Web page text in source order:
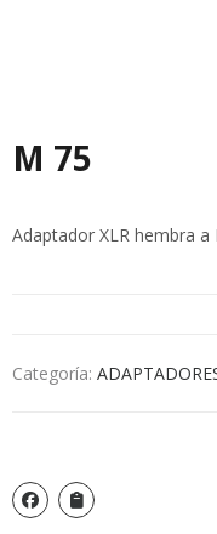
M 75
Adaptador XLR hembra a
Categoría: